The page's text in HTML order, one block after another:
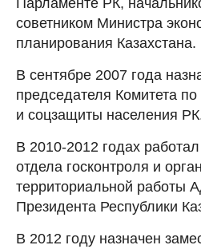
советником Министра
планирования Казахстана.
В сентябре 2007 года
председателя Комитета
и соцзащиты населения
В 2010-2012 годах
отдела госконтроля и
территориальной работы
Президента Республики
В 2012 году назначен